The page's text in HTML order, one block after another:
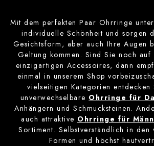
Mit dem perfekten Paar Ohrringe
individuelle Schönheit und sorgen
Gesichtsform, aber auch Ihre Augen
Geltung kommen. Sind Sie noch auf
einzigartigen Accessoires, dann
einmal in unserem Shop
vielseitigen Kategorien entdecken
unverwechselbare Ohrringe für
Anhängern und Schmucksteinen.
auch attraktive Ohrringe für
Sortiment. Selbstverständlich in den
Formen und höchst